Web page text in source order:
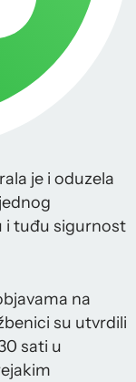
je i oduzela
i tuđu sigurnost
na
su utvrdili
sati u